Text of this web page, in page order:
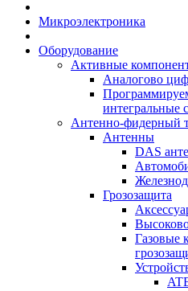
Микроэлектроника
Оборудование
Активные
Аналогово
интегральные
Антенно-фидерный
Антенны
DAS
Грозозащита
Газовые